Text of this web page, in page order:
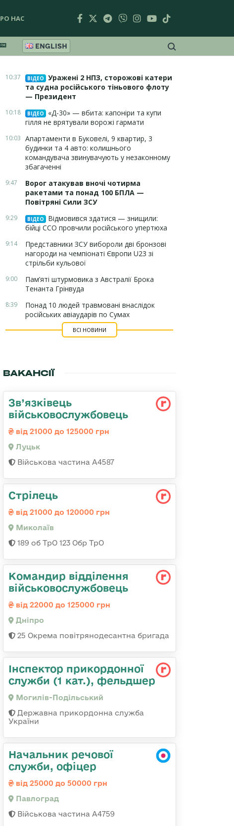
НАС
ENGLISH
10:37 ВІДЕО
Уражені 2 НПЗ, сторожові катери
та судна російського тіньового флоту
— Президент
10:18 ВІДЕО
«Д-30» — вбита: капоніри та купи
гілля не врятували ворожі гармати
10:03 Апартаменти в Буковелі, 9 квартир, 3
будинки та 4 авто: колишнього
командувача звинувачують у незаконному
збагаченні
9:47
Ворог атакував вночі чотирма
ракетами та понад 100 БПЛА —
Повітряні Сили ЗСУ
9:29 ВІДЕО
Відмовився здатися — знищили:
бійці ССО провчили російського упертюха
9:14
Представники ЗСУ вибороли дві бронзові
нагороди на чемпіонаті Європи U23 зі
стрільби кульової
9:00
Пам’яті штурмовика з Австралії Брока
Тенанта Грінвуда
8:39
Понад 10 людей травмовані внаслідок
російських авіаударів по Сумах
ВСІ НОВИНИ
ВАКАНСІЇ
Зв’язківець
військовослужбовець
від 21000 до 125000 грн
Луцьк
Військова частина А4587
Стрілець
від 21000 до 120000 грн
Миколаїв
189 об ТрО 123 Обр ТрО
Командир відділення
військовослужбовець
від 22000 до 125000 грн
Дніпро
25 Окрема повітрянодесантна бригада
Інспектор прикордонної
служби (1 кат.), фельдшер
Могилів-Подільський
Державна прикордонна служба
України
Начальник речової
служби, офіцер
від 25000 до 50000 грн
Павлоград
Військова частина А4759